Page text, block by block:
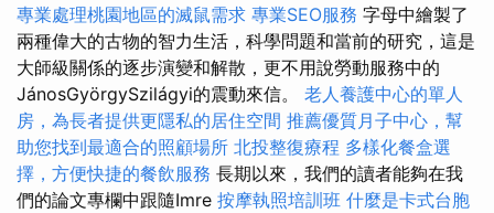
專業處理桃園地區的滅鼠需求 專業SEO服務 字母中繪製了
兩種偉大的古物的智力生活，科學問題和當前的研究，這是
大師級關係的逐步演變和解散，更不用說勞動服務中的
JánosGyörgySzilágyi的震動來信。 老人養護中心的單人
房，為長者提供更隱私的居住空間 推薦優質月子中心，幫
助您找到最適合的照顧場所 北投整復療程 多樣化餐盒選
擇，方便快捷的餐飲服務 長期以來，我們的讀者能夠在我
們的論文專欄中跟隨Imre 按摩執照培訓班 什麼是卡式台胞